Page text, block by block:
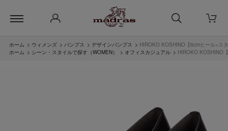
ホーム > ウィメンズ > パンプス > デザインパンプス > HIROKO KOSHINO【6cmヒール×ス
ホーム > シーン・スタイルで探す（WOMEN） > オフィスカジュアル > HIROKO KOSHINO